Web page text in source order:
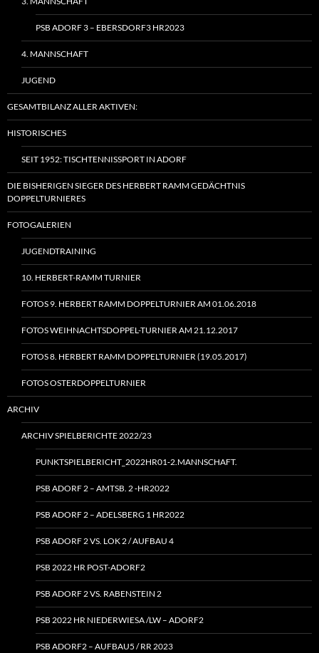
PSB ADORF 3 – EBERSDORF3 HR2023
4. MANNSCHAFT
JUGEND
GESAMTBILANZ ALLER AKTIVEN:
HISTORISCHES
SEIT 1952: TISCHTENNISSPORT IN ADORF
DIE BISHERIGEN SIEGER DES HERBERT RAMM GEDÄCHTNIS
DOPPELTURNIERES
FOTOGALERIEN
JUGENDTRAINING
10. HERBERT-RAMM TURNIER
FOTOS 9. HERBERT RAMM DOPPELTURNIER AM 01.06.2018
FOTOS WEIHNACHTSDOPPEL-TURNIER AM 21.12.2017
FOTOS 8. HERBERT RAMM DOPPELTURNIER (19.05.2017)
FOTOS OSTERDOPPELTURNIER
ARCHIV
ARCHIV SPIELBERICHTE 2022/23
PUNKTSPIELBERICHT_2022HR01‑2.MANNSCHAFT.
PSB ADORF 2 – AMTSB. 2 ‑HR2022
PSB ADORF 2 – ADELSBERG 1 HR2022
PSB ADORF 2 VS. LOK 2 / AUFBAU 4
PSB 2022 HR POST-ADORF2
PSB ADORF 2 VS. RABENSTEIN 2
PSB 2022 HR NIEDERWIESA /LW – ADORF2
PSB ADORF2 – AUFBAU5 / RR 2023